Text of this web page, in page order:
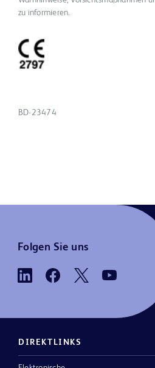
zu informieren.
BD-23474
Folgen Sie uns
DIREKTLINKS